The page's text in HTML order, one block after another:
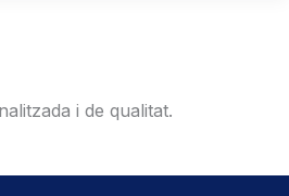
i de qualitat.